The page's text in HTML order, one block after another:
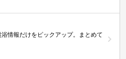
浴情報だけをピックアップ。まとめて